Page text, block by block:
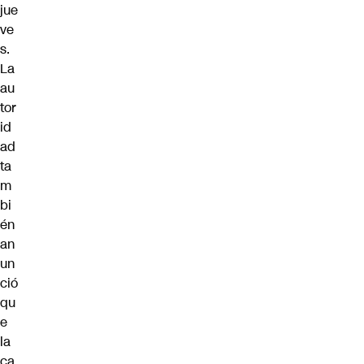
jue
ve
s.
La
au
tor
id
ad
ta
m
bi
én
an
un
ció
qu
e
la